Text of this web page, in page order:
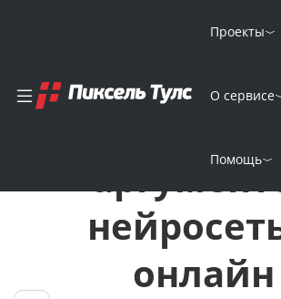
Проекты
О сервисе
Помощь
онлайн